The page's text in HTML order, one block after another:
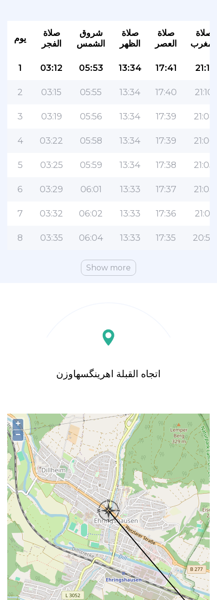
يوم
صلاة
الفجر
شروق
الشمس
صلاة
الظهر
صلاة
العصر
صلاة
المغرب
1 03:12 05:53 13:34 17:41 21:11
2 03:15 05:55 13:34 17:40 21:10
3 03:19 05:56 13:34 17:39 21:08
4 03:22 05:58 13:34 17:39 21:06
5 03:25 05:59 13:34 17:38 21:05
6 03:29 06:01 13:33 17:37 21:03
7 03:32 06:02 13:33 17:36 21:01
8 03:35 06:04 13:33 17:35 20:59
Show more
اتجاه القبلة اهرینگسهاوزن
+
−